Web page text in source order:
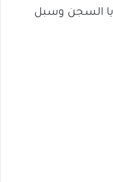
السجن وسبل